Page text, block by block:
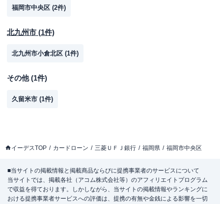
福岡市中央区 (2件)
北九州市 (1件)
北九州市小倉北区 (1件)
その他(1件)
久留米市 (1件)
イーデスTOP カードローン 三菱ＵＦＪ銀行 福岡県 福岡市中央区
■当サイトの掲載情報と掲載商品ならびに提携事業者のサービスについて
当サイトでは、掲載各社（アコム株式会社等）のアフィリエイトプログラム
で収益を得ております。しかしながら、当サイトの掲載情報やランキングに
おける提携事業者サービスへの評価は、提携の有無や金銭による影響を一切